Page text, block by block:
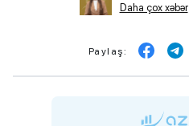
Daha çox xəbər
Paylaş: